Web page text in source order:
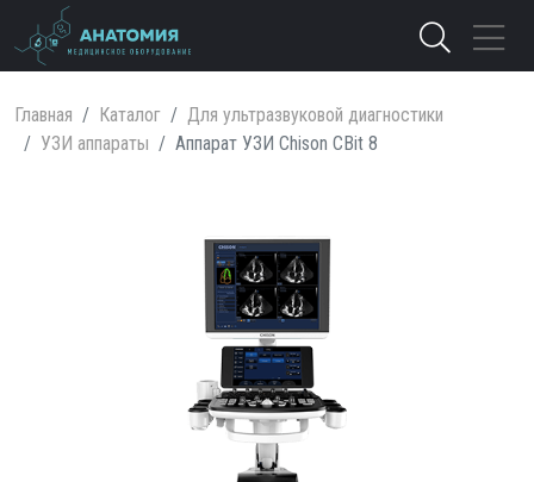
Главная Каталог
Для ультразвуковой диагностики
УЗИ аппараты
Аппарат УЗИ Chison CBit 8